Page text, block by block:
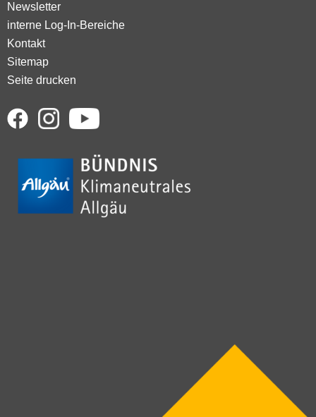
Newsletter
interne Log-In-Bereiche
Kontakt
Sitemap
Seite drucken